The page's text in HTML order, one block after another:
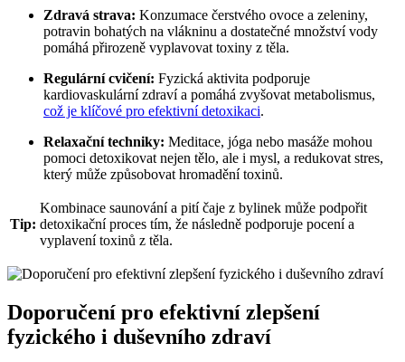
Zdravá strava: Konzumace čerstvého ovoce a zeleniny,
potravin bohatých na vlákninu a dostatečné množství vody
pomáhá přirozeně vyplavovat toxiny z těla.
Regulární cvičení: Fyzická aktivita podporuje
kardiovaskulární zdraví a pomáhá zvyšovat metabolismus,
což je klíčové pro efektivní detoxikaci.
Relaxační techniky: Meditace, jóga nebo masáže mohou
pomoci detoxikovat nejen tělo, ale i mysl, a redukovat stres,
který může způsobovat hromadění toxinů.
Tip:
Kombinace saunování a pití čaje z bylinek může podpořit
detoxikační proces tím, že následně podporuje pocení a
vyplavení toxinů z těla.
Doporučení pro efektivní zlepšení
fyzického i duševního zdraví